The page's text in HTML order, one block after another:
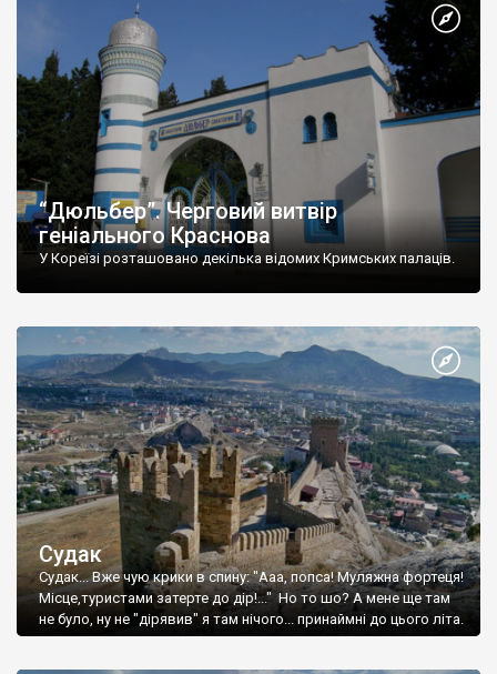
“Дюльбер”. Черговий витвір
геніального Краснова
У Кореїзі розташовано декілька відомих Кримських палаців.
Судак
Судак... Вже чую крики в спину: "Ааа, попса! Муляжна фортеця!
Місце,туристами затерте до дір!..." Но то шо? А мене ще там
не було, ну не "дірявив" я там нічого... принаймні до цього літа.